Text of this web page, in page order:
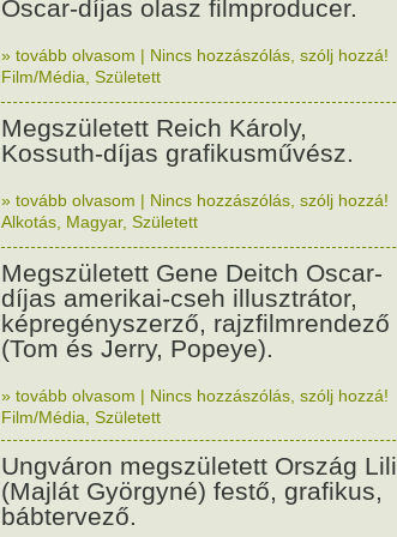
Oscar-díjas olasz filmproducer.
» tovább olvasom | Nincs hozzászólás, szólj hozzá!
Film/Média Született
Megszületett Reich Károly,
Kossuth-díjas grafikusművész.
» tovább olvasom | Nincs hozzászólás, szólj hozzá!
Alkotás Magyar, Született
Megszületett Gene Deitch Oscar-
díjas amerikai-cseh illusztrátor,
képregényszerző, rajzfilmrendező
(Tom és Jerry, Popeye).
» tovább olvasom | Nincs hozzászólás, szólj hozzá!
Film/Média Született
Ungváron megszületett Ország Lili
(Majlát Györgyné) festő, grafikus,
bábtervező.